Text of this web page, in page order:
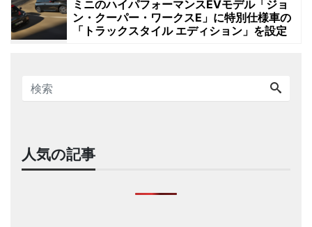
ミニのハイパフォーマンスEVモデル「ジョ
ン・クーパー・ワークスE」に特別仕様車の
「トラックスタイル エディション」を設定
人気の記事